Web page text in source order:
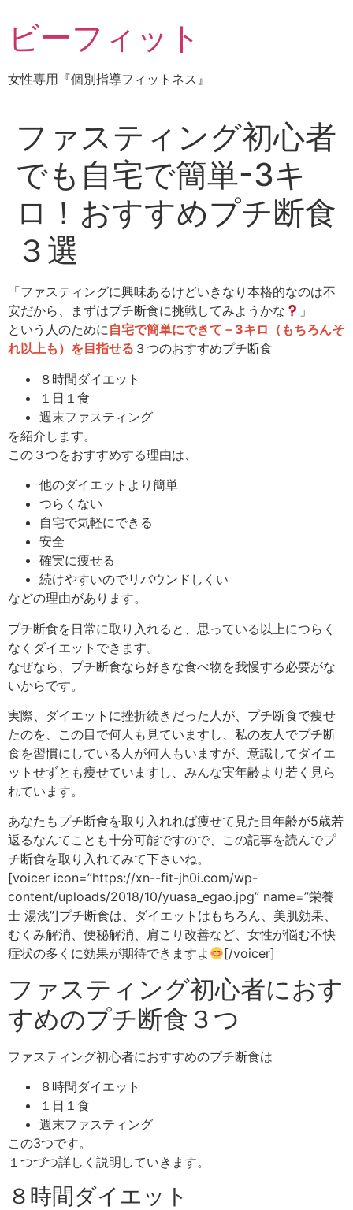
ツ
ビーフィット
女性専用『個別指導フィットネス』
ファスティング初心者
でも自宅で簡単-3キ
ロ！おすすめプチ断食
３選
「ファスティングに興味あるけどいきなり本格的なのは不
安だから、まずはプチ断食に挑戦してみようかな
」
という人のために自宅で簡単にできて－3キロ（もちろんそ
れ以上も）を目指せる ３つのおすすめプチ断食
８時間ダイエット
１日１食
週末ファスティング
を紹介します。
この３つをおすすめする理由は、
他のダイエットより簡単
つらくない
自宅で気軽にできる
安全
確実に痩せる
続けやすいのでリバウンドしくい
などの理由があります。
プチ断食を日常に取り入れると、思っている以上につらく
なくダイエットできます。
なぜなら、プチ断食なら好きな食べ物を我慢する必要がな
いからです。
実際、ダイエットに挫折続きだった人が、プチ断食で痩せ
たのを、この目で何人も見ていますし、私の友人でプチ断
食を習慣にしている人が何人もいますが、意識してダイエ
ットせずとも痩せていますし、みんな実年齢より若く見ら
れています。
あなたもプチ断食を取り入れれば痩せて見た目年齢が5歳若
返るなんてことも十分可能ですので、この記事を読んでプ
チ断食を取り入れてみて下さいね。
[voicer icon=”https://xn--fit-jh0i.com/wp-
content/uploads/2018/10/yuasa_egao.jpg” name=”栄養
士 湯浅”]プチ断食は、ダイエットはもちろん、美肌効果、
むくみ解消、便秘解消、肩こり改善など、女性が悩む不快
症状の多くに効果が期待できますよ
[/voicer]
ファスティング初心者におす
すめのプチ断食３つ
ファスティング初心者におすすめのプチ断食は
８時間ダイエット
１日１食
週末ファスティング
この3つです。
１つづつ詳しく説明していきます。
８時間ダイエット